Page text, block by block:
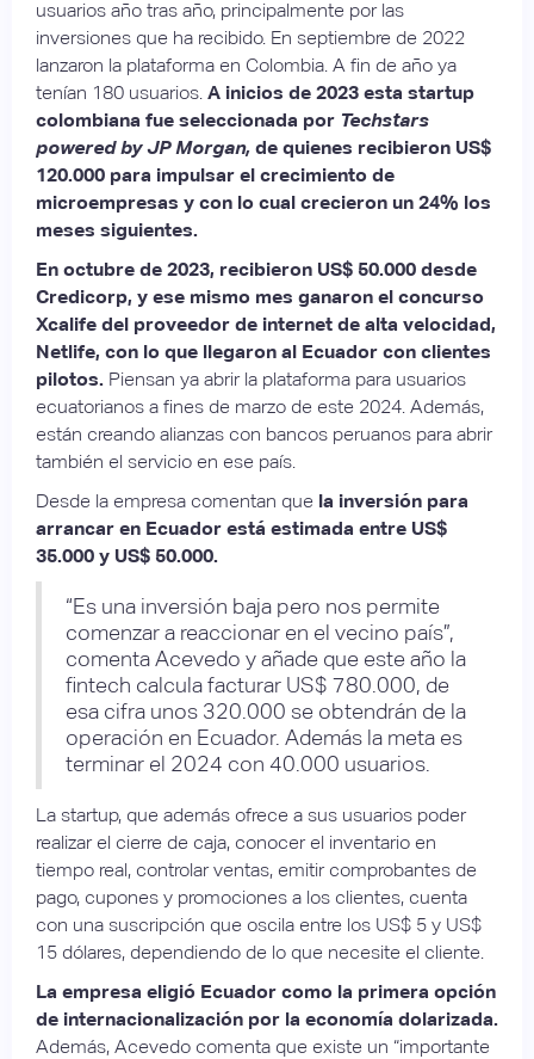
usuarios año tras año, principalmente por las
inversiones que ha recibido. En septiembre de 2022
lanzaron la plataforma en Colombia. A fin de año ya
tenían 180 usuarios. A inicios de 2023 esta startup
colombiana fue seleccionada por Techstars
powered by JP Morgan, de quienes recibieron US$
120.000 para impulsar el crecimiento de
microempresas y con lo cual crecieron un 24% los
meses siguientes.
En octubre de 2023, recibieron US$ 50.000 desde
Credicorp, y ese mismo mes ganaron el concurso
Xcalife del proveedor de internet de alta velocidad,
Netlife, con lo que llegaron al Ecuador con clientes
pilotos. Piensan ya abrir la plataforma para usuarios
ecuatorianos a fines de marzo de este 2024. Además,
están creando alianzas con bancos peruanos para abrir
también el servicio en ese país.
Desde la empresa comentan que la inversión para
arrancar en Ecuador está estimada entre US$
35.000 y US$ 50.000.
“Es una inversión baja pero nos permite
comenzar a reaccionar en el vecino país”,
comenta Acevedo y añade que este año la
fintech calcula facturar US$ 780.000, de
esa cifra unos 320.000 se obtendrán de la
operación en Ecuador. Además la meta es
terminar el 2024 con 40.000 usuarios.
La startup, que además ofrece a sus usuarios poder
realizar el cierre de caja, conocer el inventario en
tiempo real, controlar ventas, emitir comprobantes de
pago, cupones y promociones a los clientes, cuenta
con una suscripción que oscila entre los US$ 5 y US$
15 dólares, dependiendo de lo que necesite el cliente.
La empresa eligió Ecuador como la primera opción
de internacionalización por la economía dolarizada.
Además, Acevedo comenta que existe un “importante